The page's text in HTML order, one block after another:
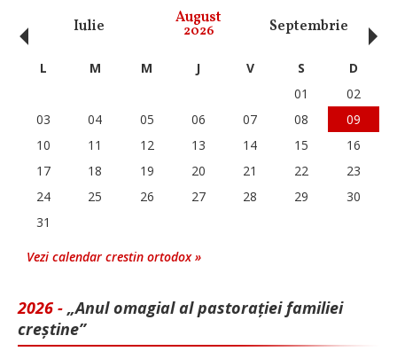
Iulie August
2026 Septembrie
‹ L M M J V S
D
01
02
03
04 05 06 07 08
09
10
11 12 13 14 15
16
17
18 19 20 21 22
23
24
25 26 27 28 29
30
31
Vezi calendar crestin ortodox »
2026 - „Anul omagial al pastorației familiei
creștine”